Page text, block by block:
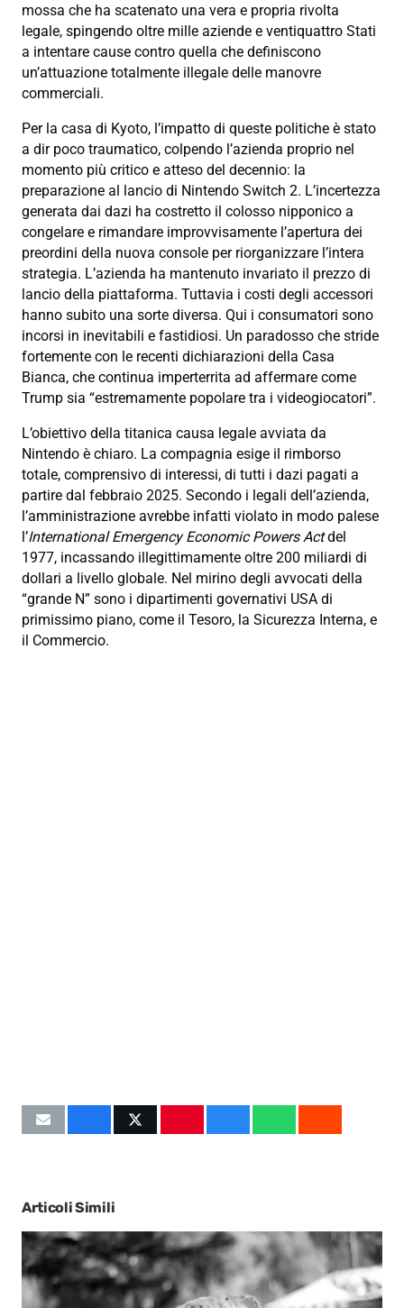
mossa che ha scatenato una vera e propria rivolta
legale, spingendo oltre mille aziende e ventiquattro Stati
a intentare cause contro quella che definiscono
un’attuazione totalmente illegale delle manovre
commerciali.
Per la casa di Kyoto, l’impatto di queste politiche è stato
a dir poco traumatico, colpendo l’azienda proprio nel
momento più critico e atteso del decennio: la
preparazione al lancio di Nintendo Switch 2. L’incertezza
generata dai dazi ha costretto il colosso nipponico a
congelare e rimandare improvvisamente l’apertura dei
preordini della nuova console per riorganizzare l’intera
strategia. L’azienda ha mantenuto invariato il prezzo di
lancio della piattaforma. Tuttavia i costi degli accessori
hanno subito una sorte diversa. Qui i consumatori sono
incorsi in inevitabili e fastidiosi. Un paradosso che stride
fortemente con le recenti dichiarazioni della Casa
Bianca, che continua imperterrita ad affermare come
Trump sia “estremamente popolare tra i videogiocatori”.
L’obiettivo della titanica causa legale avviata da
Nintendo è chiaro. La compagnia esige il rimborso
totale, comprensivo di interessi, di tutti i dazi pagati a
partire dal febbraio 2025. Secondo i legali dell’azienda,
l’amministrazione avrebbe infatti violato in modo palese
l’International Emergency Economic Powers Actdel
1977, incassando illegittimamente oltre 200 miliardi di
dollari a livello globale. Nel mirino degli avvocati della
“grande N” sono i dipartimenti governativi USA di
primissimo piano, come il Tesoro, la Sicurezza Interna, e
il Commercio.
Articoli Simili